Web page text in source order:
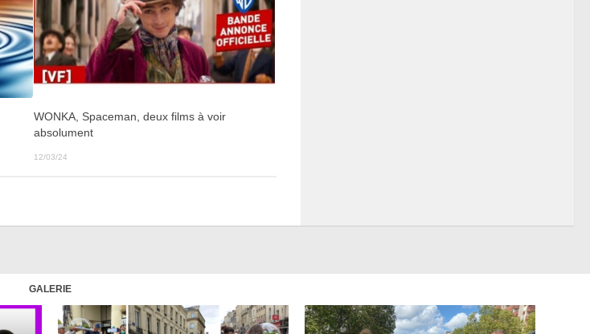
WONKA, Spaceman, deux films à voir
absolument
12/03/24
GALERIE